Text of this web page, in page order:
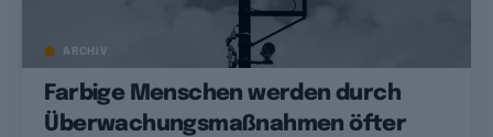
ARCHIV
Farbige Menschen werden durch
Überwachungsmaßnahmen öfter